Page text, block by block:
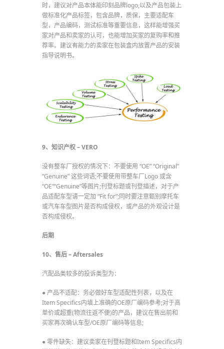
时，建议对产品本体能印刻品牌logo,以及产品包装上
做标准化产品标签，包含品牌，质保，主要适配车
型，产品编码，测试标准等重要信息，这样能增强买
家对产品和卖家的认可，也能增加买家的复购率和推
荐率。建议有能力的卖家在包装盒内放置产品的安装
指导说明书。
9、知识产权 – VERO
没有整车厂授权的情况下：不要使用 “OE” “Original”
“Genuine” 这些词语;不要使用带整车厂Logo 或含
“OE”“Genuine”等图片;刊登标题或刊登描述，对于产
品适配车型请一定加 “Fit for”;同时要注意甄别摩托车
或汽车车型图片是否构成侵权，或产品的外观设计是
否构成侵权。
后期
10、售后 – Aftersales
汽配品类较多的投诉类型为：
● 产品不适配：务必做好车型适配性列表，以及在
Item Specifics内填上准确的OE原厂编码参考;对于高
单价或超重(物流往返不便)的产品，建议在售出前和
买家再次确认车型/OE原厂编码等信息;
● 零件缺失：建议卖家在刊登标题和Item Specifics内